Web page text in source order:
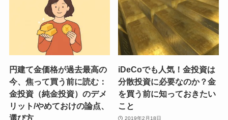
円建て金価格が過去最高の
今、焦って買う前に読む：
金投資（純金投資）のデメ
リット/やめておけの論点、
選び方
iDeCoでも人気！金投資は
分散投資に必要なのか？金
を買う前に知っておきたい
こと
2019年2月18日